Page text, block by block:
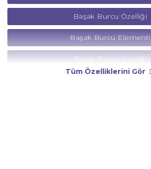
Başak Burcu Özelliği
Başak Burcu Elementi
Başak Burcu Niteliği
Tüm Özelliklerini Gör